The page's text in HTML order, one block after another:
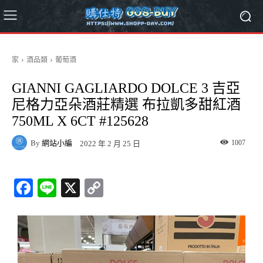
家 酒品類 葡萄酒
GIANNI GAGLIARDO DOLCE 3 吉亞
尼格力亞朵酒莊精選 布拉凱多甜紅酒
750ML X 6CT #125628
By 網站小編 2022 年 2 月 25 日 1007
Fa
bo
Li
X
y
Li